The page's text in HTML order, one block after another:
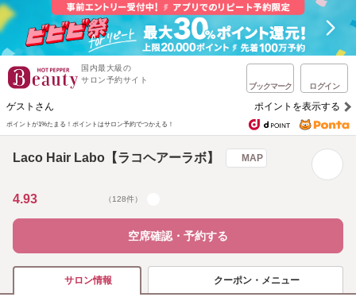
国内最大級の
サロン予約サイト
ブックマーク ログイン
ゲストさん ポイントを表示する
ポイントが1%たまる！ ポイントはサロン予約でつかえる！
Laco Hair Labo【ラコヘアーラボ】 MAP
4.93 （128件）
空席確認・予約する
サロン情報 クーポン・メニュー